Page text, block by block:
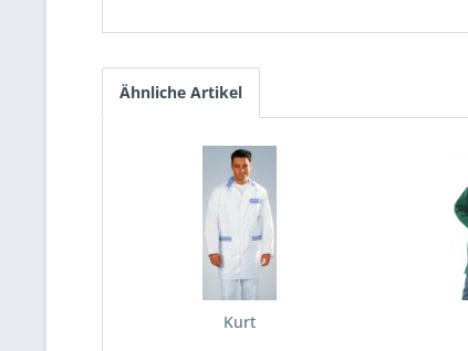
Ähnliche Artikel
Kurt